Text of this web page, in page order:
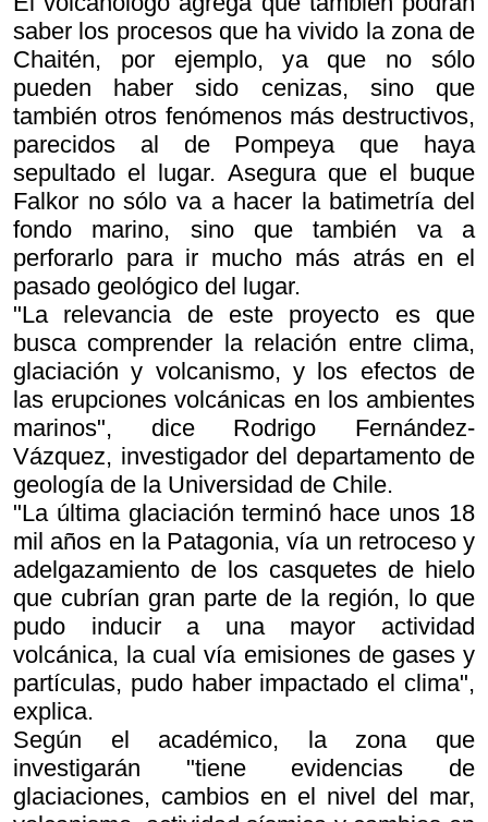
saber los procesos que ha vivido la zona de
Chaitén, por ejemplo, ya que no sólo
pueden haber sido cenizas, sino que
también otros fenómenos más destructivos,
parecidos al de Pompeya que haya
sepultado el lugar. Asegura que el buque
Falkor no sólo va a hacer la batimetría del
fondo marino, sino que también va a
perforarlo para ir mucho más atrás en el
pasado geológico del lugar.
"La relevancia de este proyecto es que
busca comprender la relación entre clima,
glaciación y volcanismo, y los efectos de
las erupciones volcánicas en los ambientes
marinos", dice Rodrigo Fernández-
Vázquez, investigador del departamento de
geología de la Universidad de Chile.
"La última glaciación terminó hace unos 18
mil años en la Patagonia, vía un retroceso y
adelgazamiento de los casquetes de hielo
que cubrían gran parte de la región, lo que
pudo inducir a una mayor actividad
volcánica, la cual vía emisiones de gases y
partículas, pudo haber impactado el clima",
explica.
Según el académico, la zona que
investigarán "tiene evidencias de
glaciaciones, cambios en el nivel del mar,